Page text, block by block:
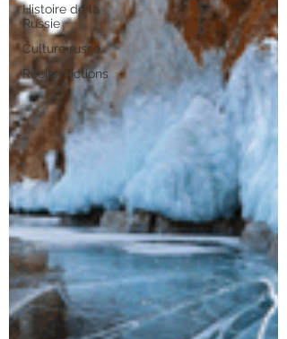
Histoire de la
Russie
Culture russe
Récits-Fictions